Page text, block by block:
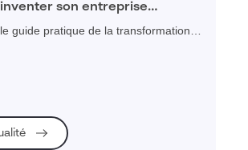
son entreprise
2025
guide pratique de la transformation